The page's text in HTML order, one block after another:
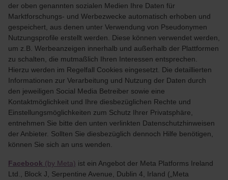
der oben genannten sozialen Medien Ihre Daten für
Marktforschungs- und Werbezwecke automatisch erhoben und
gespeichert, aus denen unter Verwendung von Pseudonymen
Nutzungsprofile erstellt werden. Diese können verwendet werden,
um z.B. Werbeanzeigen innerhalb und außerhalb der Plattformen
zu schalten, die mutmaßlich Ihren Interessen entsprechen.
Hierzu werden im Regelfall Cookies eingesetzt. Die detaillierten
Informationen zur Verarbeitung und Nutzung der Daten durch
den jeweiligen Social Media Betreiber sowie eine
Kontaktmöglichkeit und Ihre diesbezüglichen Rechte und
Einstellungsmöglichkeiten zum Schutz Ihrer Privatsphäre,
entnehmen Sie bitte den unten verlinkten Datenschutzhinweisen
der Anbieter. Sollten Sie diesbezüglich dennoch Hilfe benötigen,
können Sie sich an uns wenden.
Facebook (by Meta) ist ein Angebot der Meta Platforms Ireland
Ltd., Block J, Serpentine Avenue, Dublin 4, Irland („Meta